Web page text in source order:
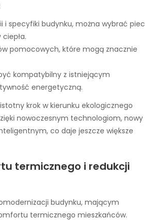
i specyfiki budynku, można wybrać piec
pomocowych, które mogą znacznie
kompatybilny z istniejącym
energetyczną.
krok w kierunku ekologicznego
nowoczesnym technologiom, nowy
co daje jeszcze większe
termicznego i redukcji
budynku, mającym
termicznego mieszkańców.